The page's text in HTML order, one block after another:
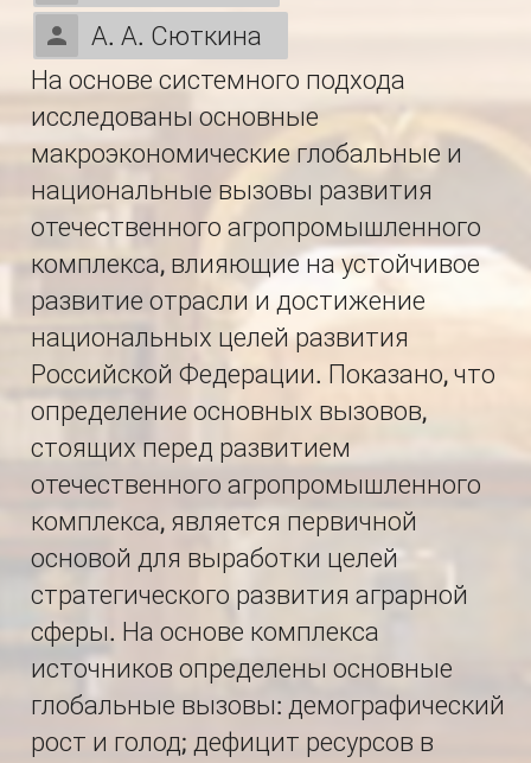
А. А. Сюткина
На основе системного подхода
исследованы основные
макроэкономические глобальные и
национальные вызовы развития
отечественного агропромышленного
комплекса, влияющие на устойчивое
развитие отрасли и достижение
национальных целей развития
Российской Федерации. Показано, что
определение основных вызовов,
стоящих перед развитием
отечественного агропромышленного
комплекса, является первичной
основой для выработки целей
стратегического развития аграрной
сферы. На основе комплекса
источников определены основные
глобальные вызовы: демографический
рост и голод; дефицит ресурсов в